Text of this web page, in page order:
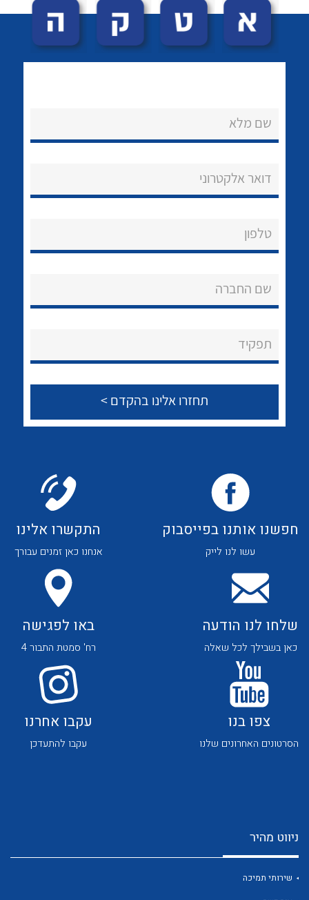
הצוות שלנו
שירותי תמיכה
לכל מוצרי היצרן לכל מוצרי היצרן
לכל מוצרי היצרן לכל מוצרי היצרן
לכל מוצרי היצרן לכל מוצרי היצרן
לכל מוצרי היצרן
שם מלא
דואר אלקטרוני
טלפון
שם החברה
תפקיד
חפשנו אותנו בפייסבוק
עשו לנו לייק
התקשרו אלינו
אנחנו כאן זמנים עבורך
שלחו לנו הודעה
כאן בשבילך לכל שאלה
באו לפגישה
רח' סמטת התבור 4
צפו בנו
הסרטונים האחרונים שלנו
עקבו אחרנו
עקבו להתעדכן
ניווט מהיר
שירותי תמיכה